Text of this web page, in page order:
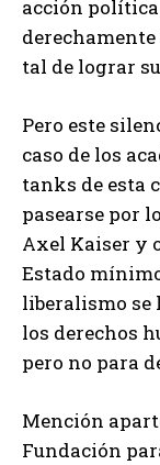
acción
tal de lograr
Pero este
caso de los
tanks de esta
pasearse por
Axel Kaiser y
Estado
liberalismo
los derechos
pero no para
Mención
Fundación